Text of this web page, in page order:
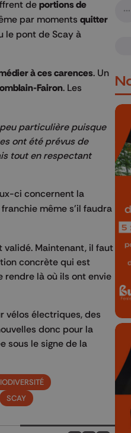
de portions de
par moments quitter
le pont de Scay à
à ces carences. Un
Fairon. Les
particulière puisque
ont été prévus de
tout en respectant
ci concernent la
même s'il faudra
validé. Maintenant, il faut
concrète qui est
rendre là où ils ont envie
vélos électriques, des
donc pour la
sous le signe de la
SCAY